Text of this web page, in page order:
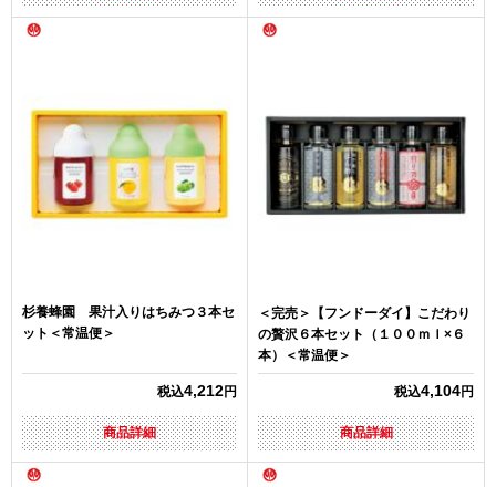
杉養蜂園 果汁入りはちみつ３本セ
ット＜常温便＞
税込4,212円
商品詳細
＜完売＞【フンドーダイ】こだわり
の贅沢６本セット（１００ｍｌ×６
本）＜常温便＞
税込4,104円
商品詳細